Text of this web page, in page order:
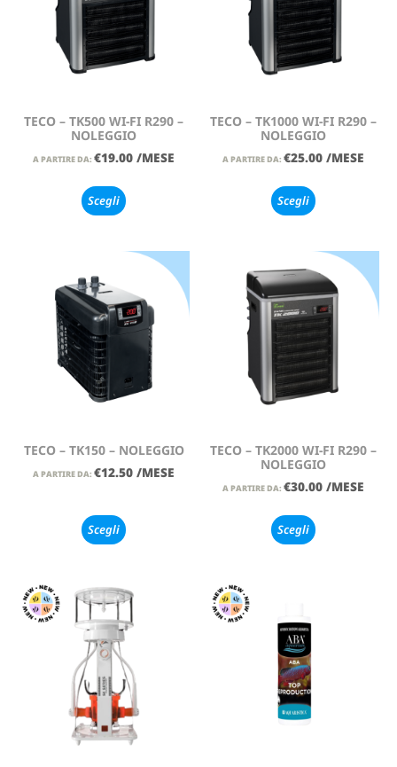
TECO – TK500 WI-FI R290 –
NOLEGGIO
A PARTIRE DA: €19.00 /MESE
Scegli
TECO – TK1000 WI-FI R290 –
NOLEGGIO
A PARTIRE DA: €25.00 /MESE
Scegli
TECO – TK150 – NOLEGGIO
A PARTIRE DA: €12.50 /MESE
Scegli
TECO – TK2000 WI-FI R290 –
NOLEGGIO
A PARTIRE DA: €30.00 /MESE
Scegli